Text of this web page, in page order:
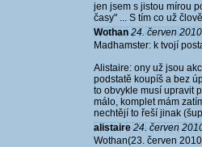
jen jsem s jistou mírou
časy" ... S tím co už
Wothan 24. červen
Madhamster: k tvojí
Alistaire: ony už jsou
podstatě koupíš a bez
to obvykle musí upravit
málo, komplet mám
nechtějí to řeší jinak
alistaire 24. červen
Wothan(23. červen